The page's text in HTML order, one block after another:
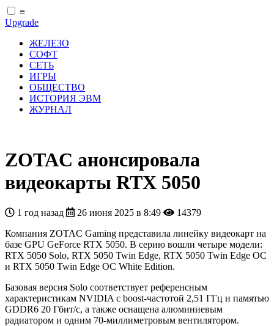
≡
Upgrade
ЖЕЛЕЗО
СОФТ
СЕТЬ
ИГРЫ
ОБЩЕСТВО
ИСТОРИЯ ЭВМ
ЖУРНАЛ
ZOTAC анонсировала
видеокарты RTX 5050
1 год назад 26 июня 2025 в 8:49
14379
Компания ZOTAC Gaming представила линейку видеокарт на
базе GPU GeForce RTX 5050. В серию вошли четыре модели:
RTX 5050 Solo, RTX 5050 Twin Edge, RTX 5050 Twin Edge OC
и RTX 5050 Twin Edge OC White Edition.
Базовая версия Solo соответствует референсным
характеристикам NVIDIA с boost-частотой 2,51 ГГц и памятью
GDDR6 20 Гбит/с, а также оснащена алюминиевым
радиатором и одним 70-миллиметровым вентилятором.